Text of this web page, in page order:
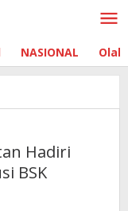
NASIONAL
Hadiri
BSK